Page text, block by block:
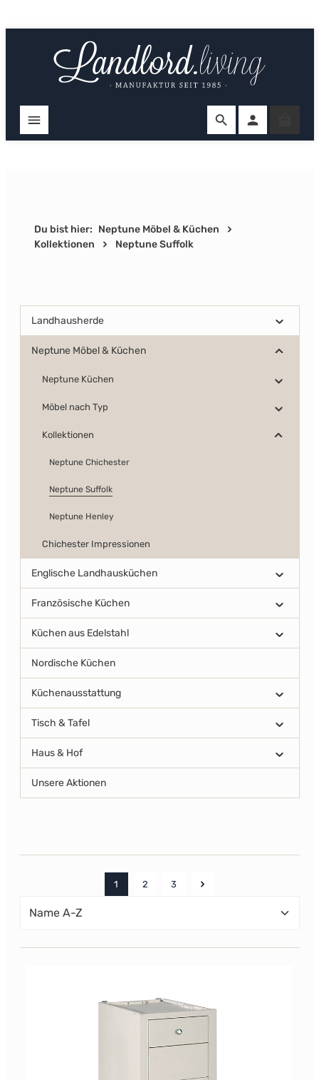
Du bist hier: Neptune Möbel & Küchen
Kollektionen
Neptune Suffolk
Landhausherde
Neptune Möbel & Küchen
Neptune Küchen
Möbel nach Typ
Kollektionen
Neptune Chichester
Neptune Suffolk
Neptune Henley
Chichester Impressionen
Englische Landhausküchen
Französische Küchen
Küchen aus Edelstahl
Nordische Küchen
Küchenausstattung
Tisch & Tafel
Haus & Hof
Unsere Aktionen
Seite
1
Seite
2
Seite
3